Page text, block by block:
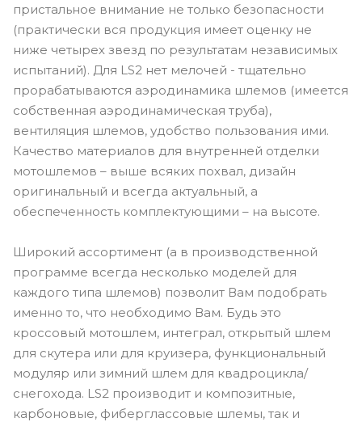
пристальное внимание не только безопасности
(практически вся продукция имеет оценку не
ниже четырех звезд по результатам независимых
испытаний). Для LS2 нет мелочей - тщательно
прорабатываются аэродинамика шлемов (имеется
собственная аэродинамическая труба),
вентиляция шлемов, удобство пользования ими.
Качество материалов для внутренней отделки
мотошлемов – выше всяких похвал, дизайн
оригинальный и всегда актуальный, а
обеспеченность комплектующими – на высоте.
Широкий ассортимент (а в производственной
программе всегда несколько моделей для
каждого типа шлемов) позволит Вам подобрать
именно то, что необходимо Вам. Будь это
кроссовый мотошлем, интеграл, открытый шлем
для скутера или для круизера, функциональный
модуляр или зимний шлем для квадроцикла/
снегохода. LS2 производит и композитные,
карбоновые, фиберглассовые шлемы, так и